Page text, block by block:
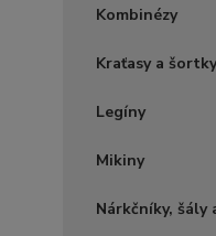
Kombinézy
Kraťasy a šortky
Legíny
Mikiny
Nárkčníky, šály